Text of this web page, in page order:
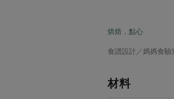
烘焙．點心
食譜設計／媽媽食
材料